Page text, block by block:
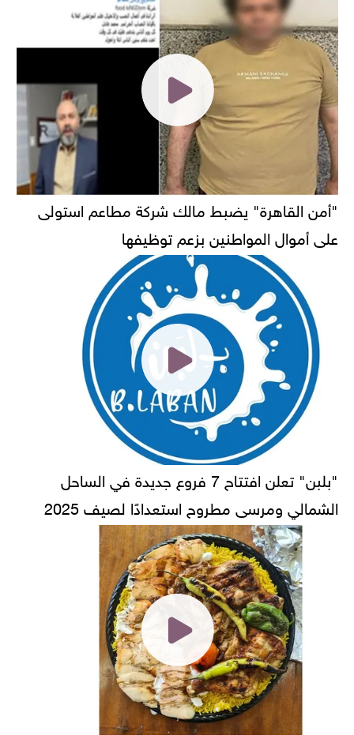
"أمن القاهرة" يضبط مالك شركة مطاعم استولى
على أموال المواطنين بزعم توظيفها
"بلبن" تعلن افتتاح 7 فروع جديدة في الساحل
الشمالي ومرسى مطروح استعدادًا لصيف 2025